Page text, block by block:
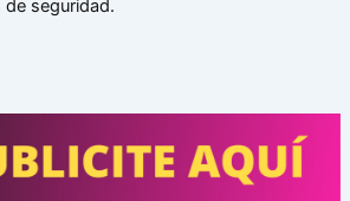
seguridad.